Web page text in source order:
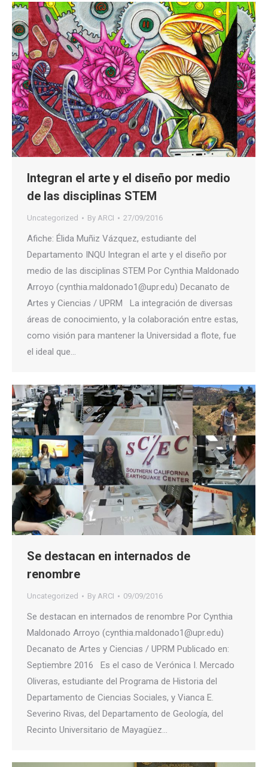
Integran el arte y el diseño por medio
de las disciplinas STEM
Uncategorized By ARCI 27/09/2016
Afiche: Élida Muñiz Vázquez, estudiante del
Departamento INQU Integran el arte y el diseño por
medio de las disciplinas STEM Por Cynthia Maldonado
Arroyo (cynthia.maldonado1@upr.edu) Decanato de
Artes y Ciencias / UPRM La integración de diversas
áreas de conocimiento, y la colaboración entre estas,
como visión para mantener la Universidad a flote, fue
el ideal que…
Se destacan en internados de
renombre
Uncategorized By ARCI 09/09/2016
Se destacan en internados de renombre Por Cynthia
Maldonado Arroyo (cynthia.maldonado1@upr.edu)
Decanato de Artes y Ciencias / UPRM Publicado en:
Septiembre 2016 Es el caso de Verónica I. Mercado
Oliveras, estudiante del Programa de Historia del
Departamento de Ciencias Sociales, y Vianca E.
Severino Rivas, del Departamento de Geología, del
Recinto Universitario de Mayagüez…